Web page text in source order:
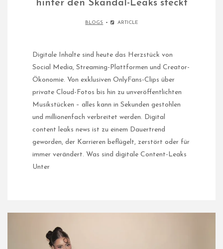
hinter den Skandal-Leaks steckt​
BLOGS ARTICLE
Digitale Inhalte sind heute das Herzstück von
Social Media, Streaming-Plattformen und Creator-
Ökonomie. Von exklusiven OnlyFans-Clips über
private Cloud-Fotos bis hin zu unveröffentlichten
Musikstücken – alles kann in Sekunden gestohlen
und millionenfach verbreitet werden. Digital
content leaks news ist zu einem Dauertrend
geworden, der Karrieren beflügelt, zerstört oder für
immer verändert.​ Was sind digitale Content-Leaks
Unter